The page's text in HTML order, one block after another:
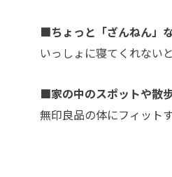
■ちょっと「ざんねん」
いっしょに寝てくれない
■家の中のスポットや散
無印良品の体にフィット